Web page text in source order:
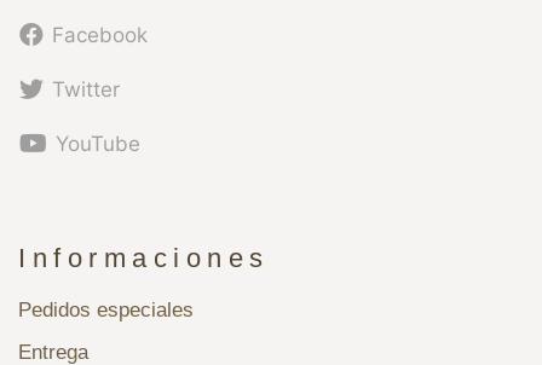
Facebook
Twitter
YouTube
Informaciones
Pedidos especiales
Entrega